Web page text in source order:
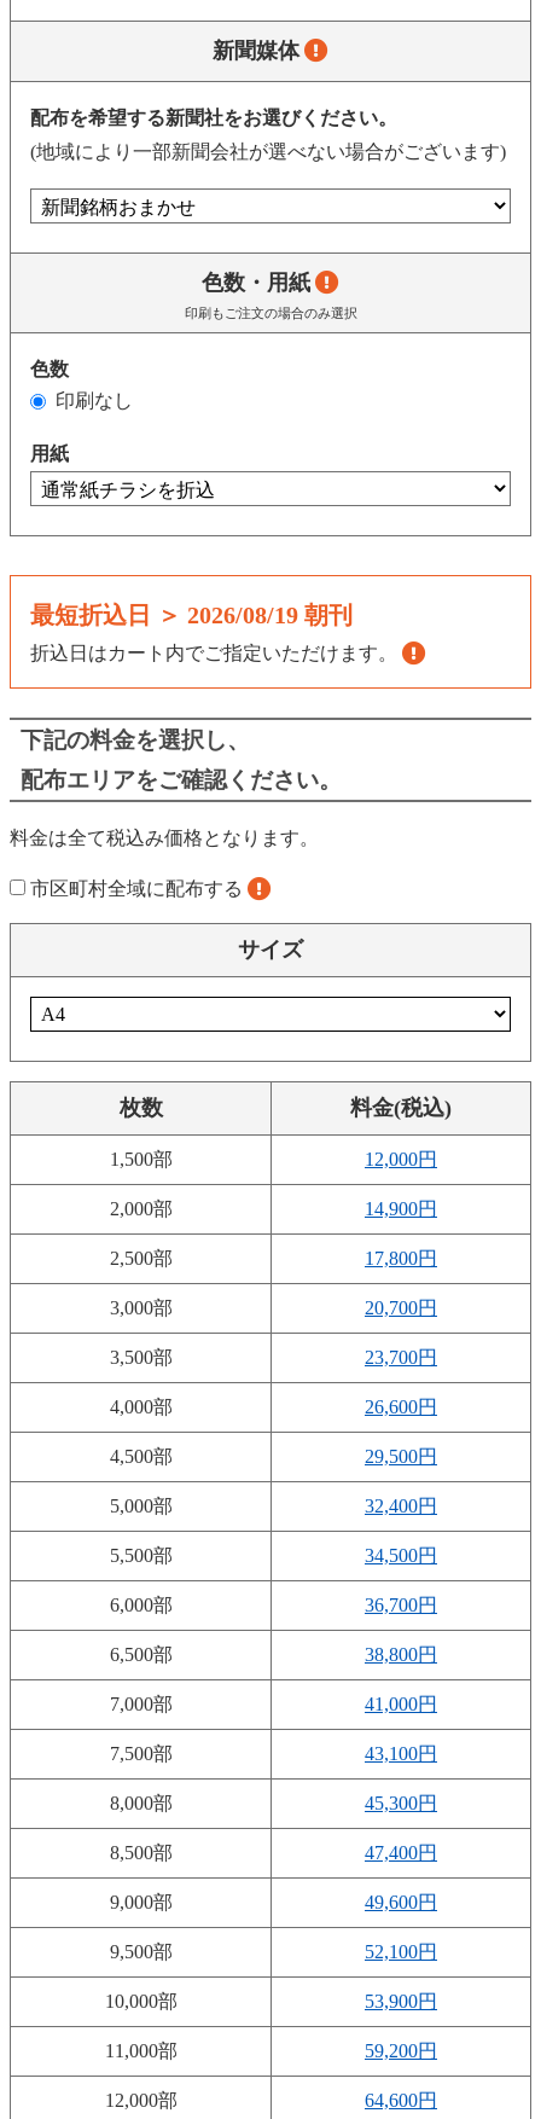
新聞媒体
配布を希望する新聞社をお選びください。
(地域により一部新聞会社が選べない場合がございます)
色数・用紙
印刷もご注文の場合のみ選択
色数
印刷なし
用紙
最短折込日 ＞ 2026/08/19 朝刊
折込日はカート内でご指定いただけます。
下記の料金を選択し、
配布エリアをご確認ください。
料金は全て税込み価格となります。
市区町村全域に配布する
サイズ
枚数 料金(税込)
1,500部 12,000円
2,000部 14,900円
2,500部 17,800円
3,000部 20,700円
3,500部 23,700円
4,000部 26,600円
4,500部 29,500円
5,000部 32,400円
5,500部 34,500円
6,000部 36,700円
6,500部 38,800円
7,000部 41,000円
7,500部 43,100円
8,000部 45,300円
8,500部 47,400円
9,000部 49,600円
9,500部 52,100円
10,000部 53,900円
11,000部 59,200円
12,000部 64,600円